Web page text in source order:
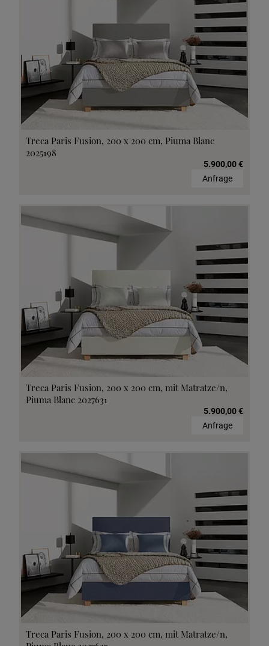
Treca Paris Fusion, 200 x 200 cm, Piuma Blanc
2025198
5.900,00 €
Anfrage
Treca Paris Fusion, 200 x 200 cm, mit Matratze/n,
Piuma Blanc 2027631
5.900,00 €
Anfrage
Treca Paris Fusion, 200 x 200 cm, mit Matratze/n,